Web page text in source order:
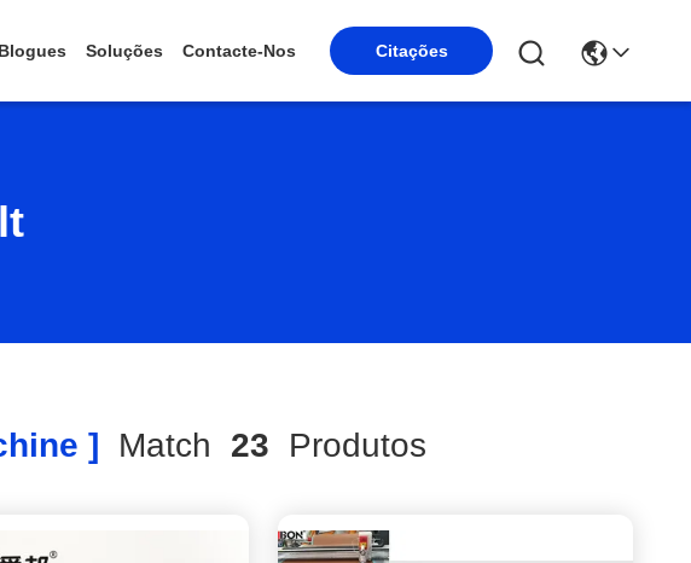
Blogues Soluções Contacte-Nos Citações
] Match 23 Produtos